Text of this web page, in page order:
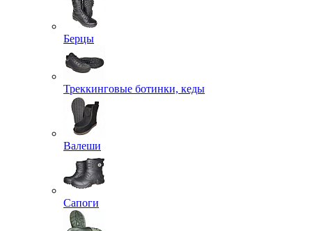
Берцы
Треккинговые ботинки, кеды
Валеши
Сапоги